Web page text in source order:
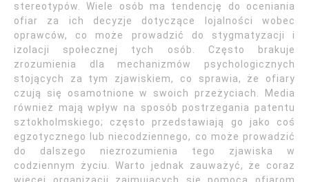
stereotypów. Wiele osób ma tendencję do oceniania
ofiar za ich decyzje dotyczące lojalności wobec
oprawców, co może prowadzić do stygmatyzacji i
izolacji społecznej tych osób. Często brakuje
zrozumienia dla mechanizmów psychologicznych
stojących za tym zjawiskiem, co sprawia, że ofiary
czują się osamotnione w swoich przeżyciach. Media
również mają wpływ na sposób postrzegania patentu
sztokholmskiego; często przedstawiają go jako coś
egzotycznego lub niecodziennego, co może prowadzić
do dalszego niezrozumienia tego zjawiska w
codziennym życiu. Warto jednak zauważyć, że coraz